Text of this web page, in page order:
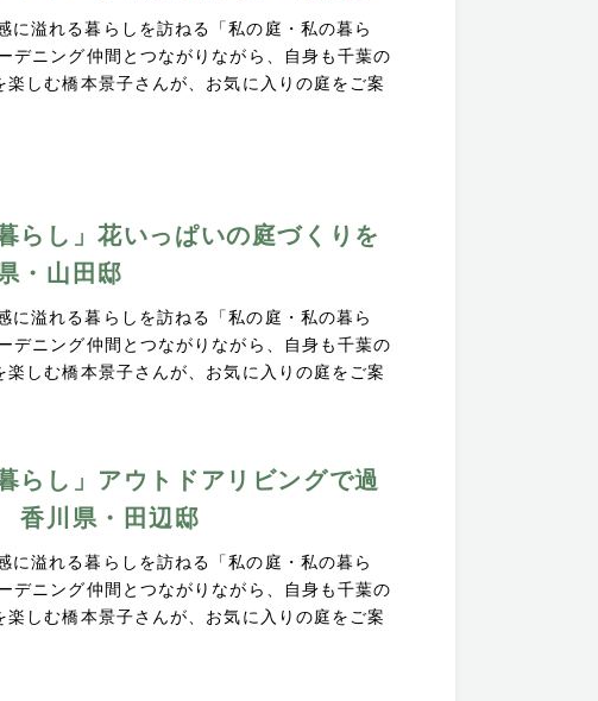
に溢れる暮らしを訪ねる「私の庭・私の暮ら
デニング仲間とつながりながら、自身も千葉の
楽しむ橋本景子さんが、お気に入りの庭をご案
らし」花いっぱいの庭づくりを
・山田邸
に溢れる暮らしを訪ねる「私の庭・私の暮ら
デニング仲間とつながりながら、自身も千葉の
楽しむ橋本景子さんが、お気に入りの庭をご案
らし」アウトドアリビングで過
香川県・田辺邸
に溢れる暮らしを訪ねる「私の庭・私の暮ら
デニング仲間とつながりながら、自身も千葉の
楽しむ橋本景子さんが、お気に入りの庭をご案